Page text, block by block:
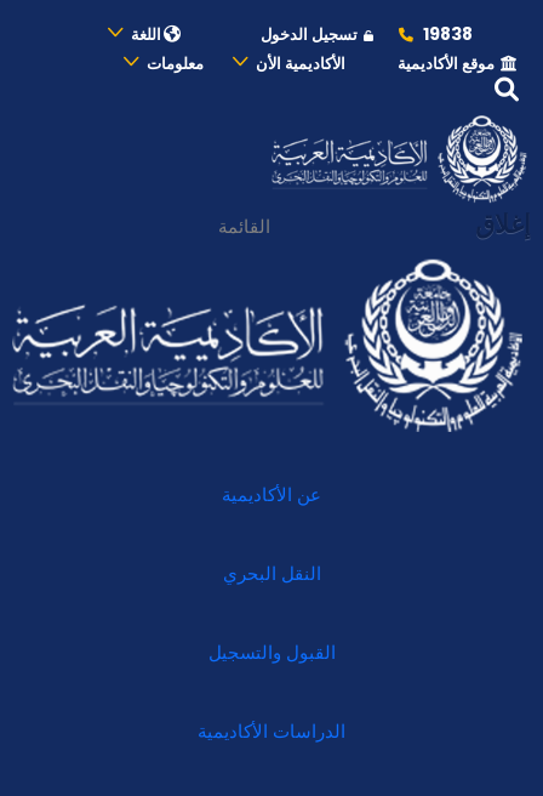
19838 تسجيل الدخول
اللغة
موقع الأكاديمية
الأكاديمية الأن معلومات
إغلاق القائمة
عن الأكاديمية
النقل البحري
القبول والتسجيل
الدراسات الأكاديمية